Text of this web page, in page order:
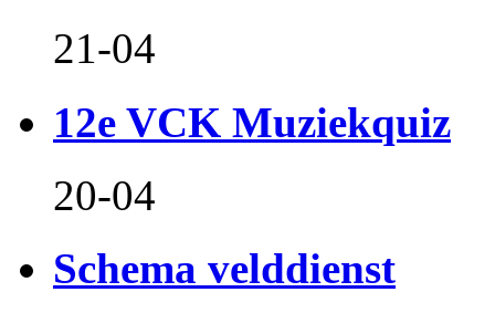
21-04
12e VCK Muziekquiz
20-04
Schema velddienst